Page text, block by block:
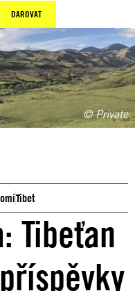
DAROVAT
© Private
Tibet
Tibeťan